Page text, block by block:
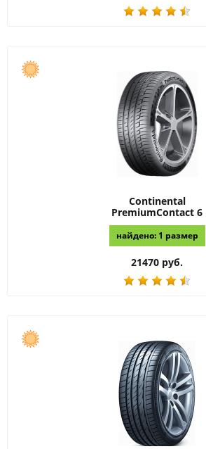
Continental
PremiumContact 6
найдено: 1 размер
21470 руб.